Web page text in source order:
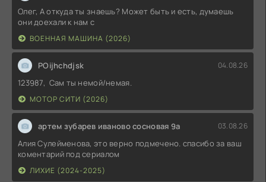
Олег, А откуда ты знаешь? Может быть и есть, думаешь
они доехали к нам с
ВОЕННАЯ МАШИНА (2026)
POijhchdjsk 04.08.26
123987, Сам ты немой/немая.
МОТОР СИТИ (2026)
артем зубарев иваново сосновая 9а 03.08.26
Алия Сулейменова, это верно подмечено. спасибо за ваш
коментарий под сериалом
ЛИХИЕ (2024-2025)